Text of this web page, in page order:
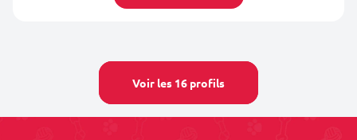
Voir les 16 profils